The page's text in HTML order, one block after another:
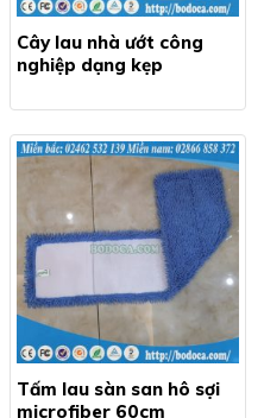
Cây lau nhà ướt công
nghiệp dạng kẹp
Tấm lau sàn san hô sợi
microfiber 60cm